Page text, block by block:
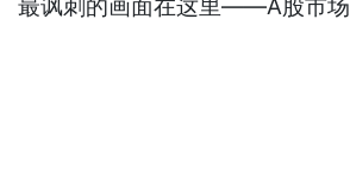
最讽刺的画面在这里——A股市场